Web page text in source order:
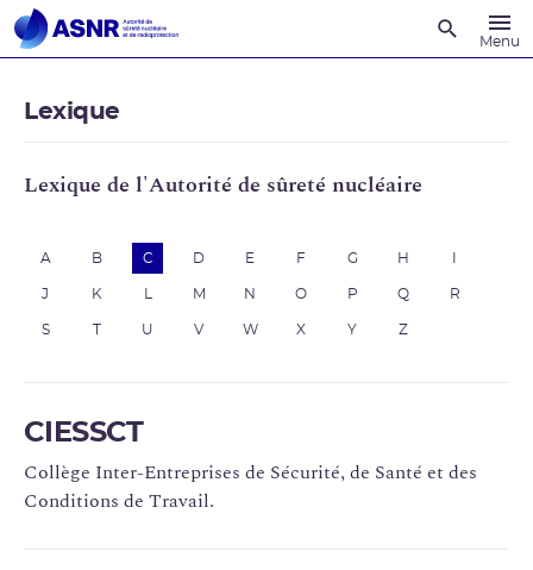
Menu
Lexique
Lexique de l'Autorité de sûreté nucléaire
A B C D E F G H
J K M N O P Q R
S U V W X Y Z
CIESSCT
Collège Inter-Entreprises de Sécurité, de Santé et des
Conditions de Travail.